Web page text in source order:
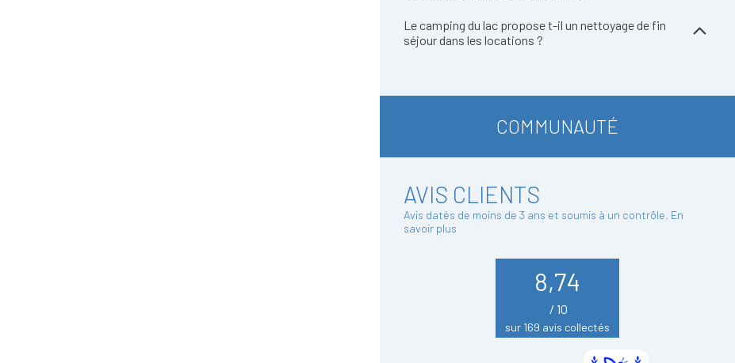
Le camping du lac propose t-il un nettoyage de fin
séjour dans les locations ?
COMMUNAUTÉ
AVIS CLIENTS
Avis datés de moins de 3 ans et soumis à un contrôle. En
savoir plus
8,74
/ 10
sur 169 avis collectés